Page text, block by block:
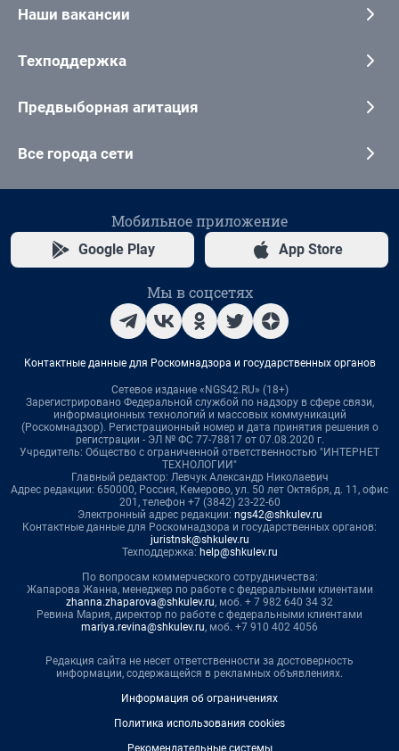
Наши вакансии
Техподдержка
Предвыборная агитация
Все города сети
Мобильное приложение
Google Play App Store
Мы в соцсетях
Контактные данные для Роскомнадзора и государственных органов
Сетевое издание «NGS42.RU» (18+)
Зарегистрировано Федеральной службой по надзору в сфере связи,
информационных технологий и массовых коммуникаций
(Роскомнадзор). Регистрационный номер и дата принятия решения о
регистрации - ЭЛ № ФС 77-78817 от 07.08.2020 г.
Учредитель: Общество с ограниченной ответственностью "ИНТЕРНЕТ
ТЕХНОЛОГИИ"
Главный редактор: Левчук Александр Николаевич
Адрес редакции: 650000, Россия, Кемерово, ул. 50 лет Октября, д. 11, офис
201, телефон +7 (3842) 23-22-60
Электронный адрес редакции: ngs42@shkulev.ru
Контактные данные для Роскомнадзора и государственных органов:
juristnsk@shkulev.ru
Техподдержка: help@shkulev.ru
По вопросам коммерческого сотрудничества:
Жапарова Жанна, менеджер по работе с федеральными клиентами
zhanna.zhaparova@shkulev.ru, моб. + 7 982 640 34 32
Ревина Мария, директор по работе с федеральными клиентами
mariya.revina@shkulev.ru, моб. +7 910 402 4056
Редакция сайта не несет ответственности за достоверность
информации, содержащейся в рекламных объявлениях.
Информация об ограничениях
Политика использования cookies